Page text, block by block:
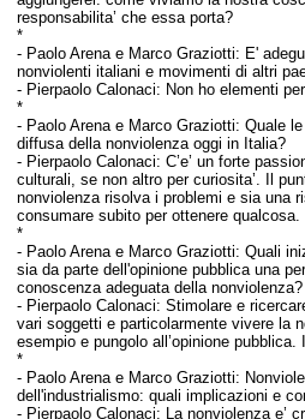
responsabilita’ che essa porta?
*
- Paolo Arena e Marco Graziotti: E'
nonviolenti italiani e movimenti di altri
- Pierpaolo Calonaci: Non ho elementi
*
- Paolo Arena e Marco Graziotti: Quale
diffusa della nonviolenza oggi in Italia?
- Pierpaolo Calonaci: C’e’ un forte
culturali, se non altro per curiosita’. Il
nonviolenza risolva i problemi e sia una
consumare subito per ottenere qualcosa.
*
- Paolo Arena e Marco Graziotti: Quali
sia da parte dell'opinione pubblica una
conoscenza adeguata della nonviolenza?
- Pierpaolo Calonaci: Stimolare e
vari soggetti e particolarmente vivere la
esempio e pungolo all’opinione pubblica.
*
- Paolo Arena e Marco Graziotti:
dell'industrialismo: quali implicazioni e
- Pierpaolo Calonaci: La nonviolenza e’